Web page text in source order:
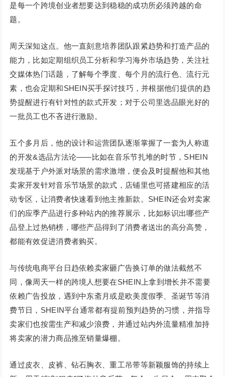
是每一个跨境创业者想要达到稳稳的成功所必须跨越的命
题。
周天深知这点。他一直刻意培养团队跟紧趋势和打造产品的
能力，比如定期组织员工分析和学习海外市场趋势，关注社
交媒体热门话题，了解每个季度、每个月的流行色、流行元
素，也会定期和SHEIN买手探讨技巧，并根据他们提供的趋
势提醒进行有针对性的款式开发；对于公司里选品眼光好的
一批员工也不吝进行激励。
五个多月后，他的设计和运营团队逐渐掌握了一套为人称道
的开发&选品方法论——比如在音乐节扎堆的时节，SHEIN
发现基于户外派对场景的需求激增，便会及时提醒他和其他
卖家开发针对音乐节场景的款式，店铺里也可搭建相应的活
动专区，让消费者快速看到他主推新款。SHEIN还会对卖家
们的应季产品进行多种站内的推荐展示，比如标识出哪些产
品登上过热销榜，哪些产品得到了消费者送出的高分高赞，
都能有效促进消费者购买。
与传统电商平台日趋依赖卖家砸广告换订单的做法截然不
同，像周天一样的跨境人想要在SHEIN上拿到增长并不需要
依赖广告投放，遇到中东斋月或是欧美度假季、圣诞节等消
费节日，SHEIN平台通常都有提前预判趋势的习惯，并指导
卖家们也按需生产和减少浪费，并通过站内外流量精准加持
将卖家的潜力商品推至销量爆棚。
通过皮衣、皮裤、钻石胸衣、重工吊带等新颖服饰的持续上